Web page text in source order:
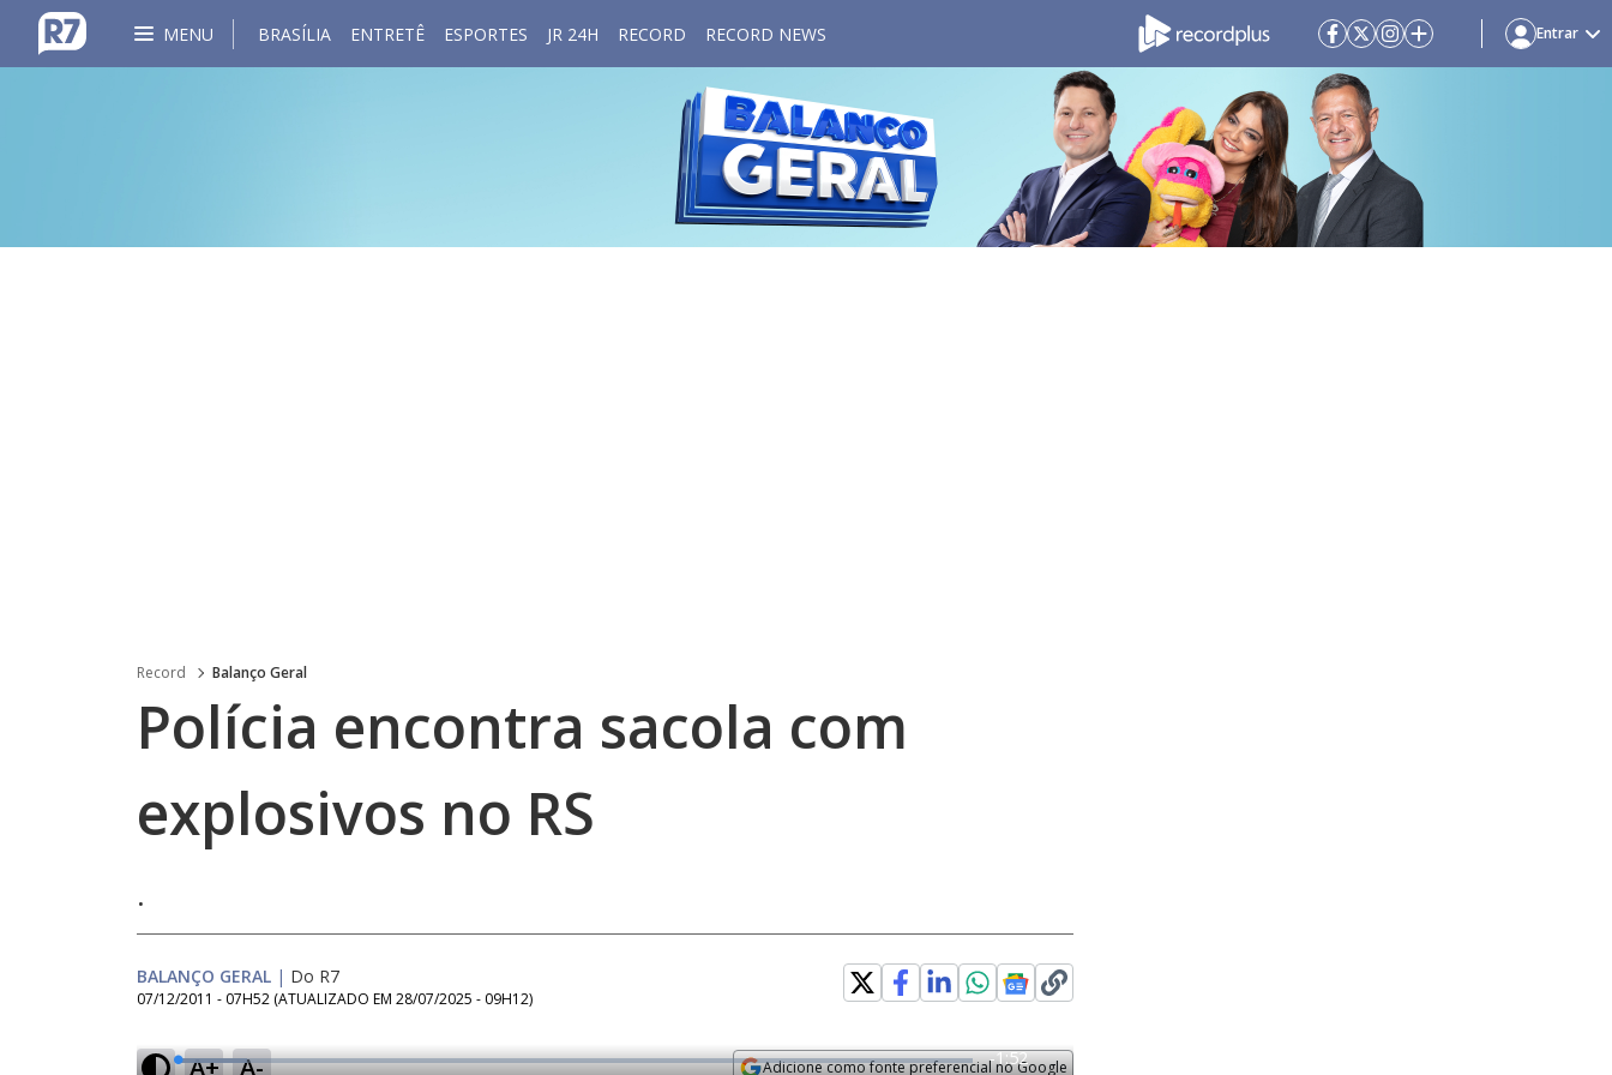
MENU BRASÍLIA ENTRETÊ ESPORTES JR 24H RECORD RECORD NEWS Entrar
Record Balanço Geral
Polícia encontra sacola com
explosivos no RS
.
BALANÇO GERAL | Do R7
07/12/2011 - 07H52 (ATUALIZADO EM 28/07/2025 - 09H12)
A+ A- Adicione como fonte preferencial no Google
L
R
-1:52